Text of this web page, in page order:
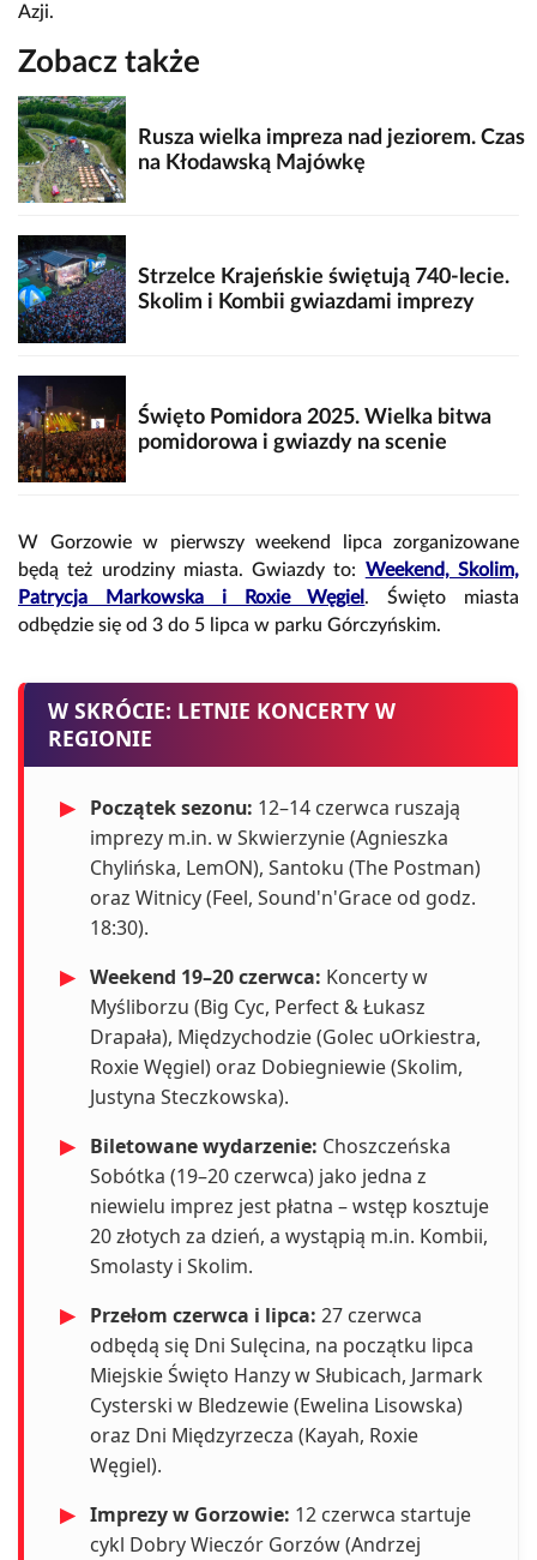
Azji.
Zobacz także
Rusza wielka impreza nad jeziorem. Czas
na Kłodawską Majówkę
Strzelce Krajeńskie świętują 740-lecie.
Skolim i Kombii gwiazdami imprezy
Święto Pomidora 2025. Wielka bitwa
pomidorowa i gwiazdy na scenie
W Gorzowie w pierwszy weekend lipca zorganizowane
będą też urodziny miasta. Gwiazdy to: Weekend, Skolim,
Patrycja Markowska i Roxie Węgiel . Święto miasta
odbędzie się od 3 do 5 lipca w parku Górczyńskim.
W SKRÓCIE: LETNIE KONCERTY W
REGIONIE
▶ Początek sezonu: 12–14 czerwca ruszają
imprezy m.in. w Skwierzynie (Agnieszka
Chylińska, LemON), Santoku (The Postman)
oraz Witnicy (Feel, Sound'n'Grace od godz.
18:30).
▶ Weekend 19–20 czerwca: Koncerty w
Myśliborzu (Big Cyc, Perfect & Łukasz
Drapała), Międzychodzie (Golec uOrkiestra,
Roxie Węgiel) oraz Dobiegniewie (Skolim,
Justyna Steczkowska).
▶
Biletowane wydarzenie: Choszczeńska
Sobótka (19–20 czerwca) jako jedna z
niewielu imprez jest płatna – wstęp kosztuje
20 złotych za dzień, a wystąpią m.in. Kombii,
Smolasty i Skolim.
▶
Przełom czerwca i lipca: 27 czerwca
odbędą się Dni Sulęcina, na początku lipca
Miejskie Święto Hanzy w Słubicach, Jarmark
Cysterski w Bledzewie (Ewelina Lisowska)
oraz Dni Międzyrzecza (Kayah, Roxie
Węgiel).
▶ Imprezy w Gorzowie: 12 czerwca startuje
cykl Dobry Wieczór Gorzów (Andrzej